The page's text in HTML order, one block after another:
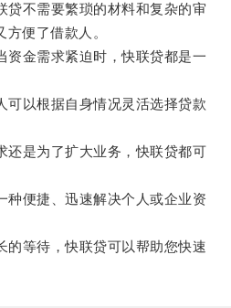
不需要繁琐的材料和复杂的审
便了借款人。
金需求紧迫时，快联贷都是一
以根据自身情况灵活选择贷款
是为了扩大业务，快联贷都可
便捷、迅速解决个人或企业资
等待，快联贷可以帮助您快速